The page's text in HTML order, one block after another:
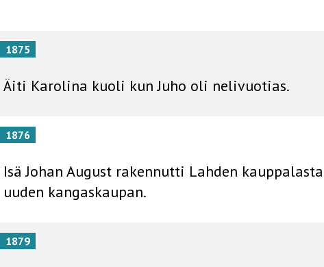
1875
Äiti Karolina kuoli kun Juho oli nelivuotias.
1876
Isä Johan August rakennutti Lahden
uuden kangaskaupan.
1879